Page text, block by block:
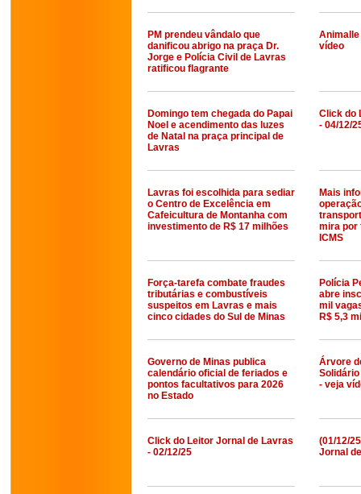
PM prendeu vândalo que
danificou abrigo na praça Dr.
Jorge e Polícia Civil de Lavras
ratificou flagrante
Animalle
vídeo
Domingo tem chegada do Papai
Noel e acendimento das luzes
de Natal na praça principal de
Lavras
Click do
- 04/12/
Lavras foi escolhida para sediar
o Centro de Excelência em
Cafeicultura de Montanha com
investimento de R$ 17 milhões
Mais
mira por
ICMS
Força-tarefa combate fraudes
tributárias e combustíveis
suspeitos em Lavras e mais
cinco cidades do Sul de Minas
Polícia
abre
mil
R$ 5,3
Governo de Minas publica
calendário oficial de feriados e
pontos facultativos para 2026
no Estado
Árvore
- veja
Click do Leitor Jornal de Lavras
- 02/12/25
(01/12/
Jornal